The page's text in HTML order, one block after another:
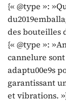
{« @type »:
des bouteilles
{« @type »:
cannelure
adaptu00e9s
garantissant
et vibrations.